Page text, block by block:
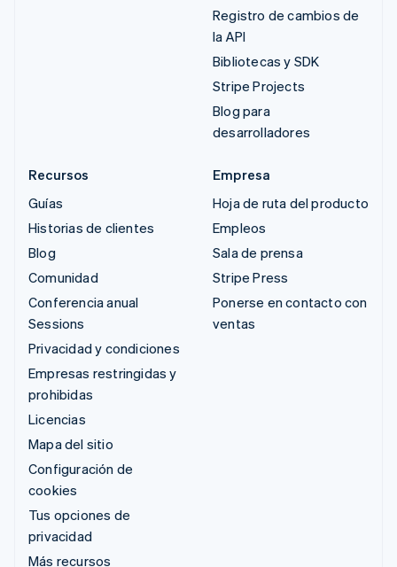
Registro de cambios de
la API
Bibliotecas y SDK
Stripe Projects
Blog para
desarrolladores
Recursos
Guías
Historias de clientes
Blog
Comunidad
Conferencia anual
Sessions
Privacidad y condiciones
Empresas restringidas y
prohibidas
Licencias
Mapa del sitio
Configuración de
cookies
Tus opciones de
privacidad
Más recursos
Empresa
Hoja de ruta del producto
Empleos
Sala de prensa
Stripe Press
Ponerse en contacto con
ventas